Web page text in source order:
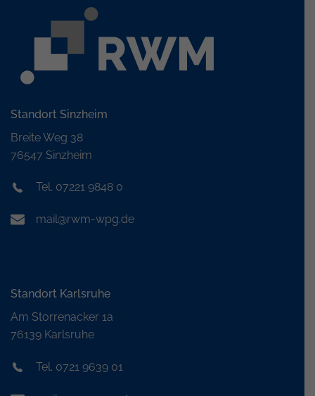
Standort Sinzheim
Breite Weg 38
76547 Sinzheim
Tel. 07221 9848 0
mail@rwm-wpg.de
Standort Karlsruhe
Am Storrenacker 1a
76139 Karlsruhe
Tel. 0721 9639 01